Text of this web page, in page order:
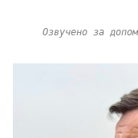
Озвучено за